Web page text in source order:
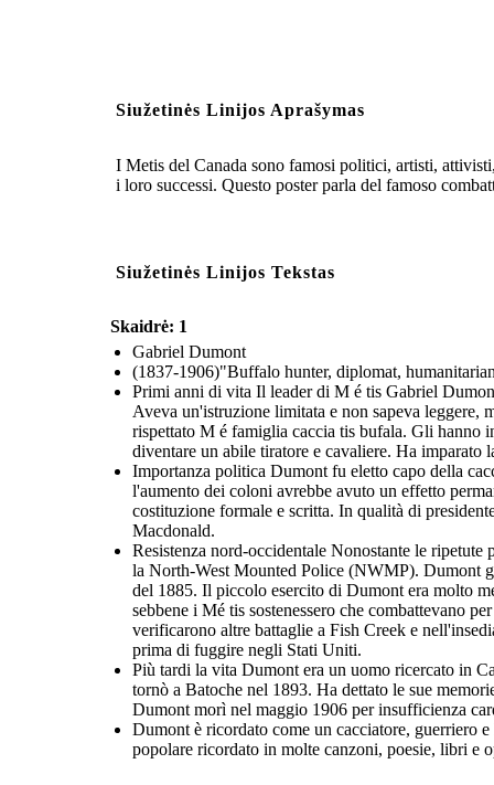
Siužetinės Linijos Aprašymas
I Metis del Canada sono famosi politici, artisti,
i loro successi. Questo poster parla del famoso
Siužetinės Linijos Tekstas
Skaidrė: 1
Gabriel Dumont
(1837-1906)"Buffalo hunter, diplomat,
Primi anni di vita Il leader di M é tis Gabriel
Aveva un'istruzione limitata e non sapeva
rispettato M é famiglia caccia tis bufala. Gli hanno
diventare un abile tiratore e cavaliere. Ha imparato
Importanza politica Dumont fu eletto capo della
l'aumento dei coloni avrebbe avuto un effetto
costituzione formale e scritta. In qualità di
Macdonald.
Resistenza nord-occidentale Nonostante le
la North-West Mounted Police (NWMP). Dumont
del 1885. Il piccolo esercito di Dumont era molto
sebbene i Mé tis sostenessero che combattevano
verificarono altre battaglie a Fish Creek e
prima di fuggire negli Stati Uniti.
Più tardi la vita Dumont era un uomo ricercato in
tornò a Batoche nel 1893. Ha dettato le sue
Dumont morì nel maggio 1906 per insufficienza
Dumont è ricordato come un cacciatore, guerriero
popolare ricordato in molte canzoni, poesie, libri e